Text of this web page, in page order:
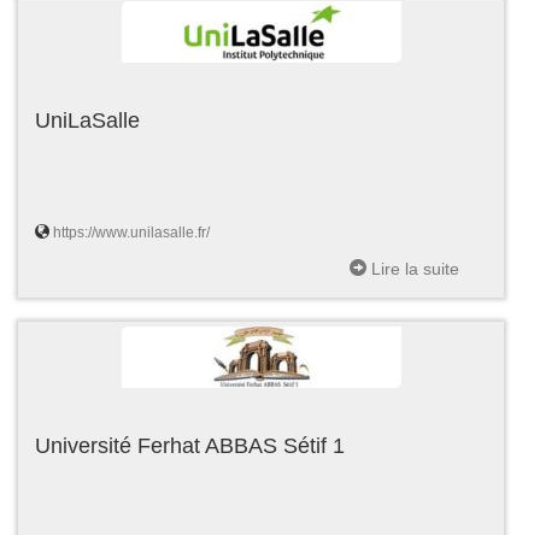
UniLaSalle
https://www.unilasalle.fr/
Lire la suite
Université Ferhat ABBAS Sétif 1